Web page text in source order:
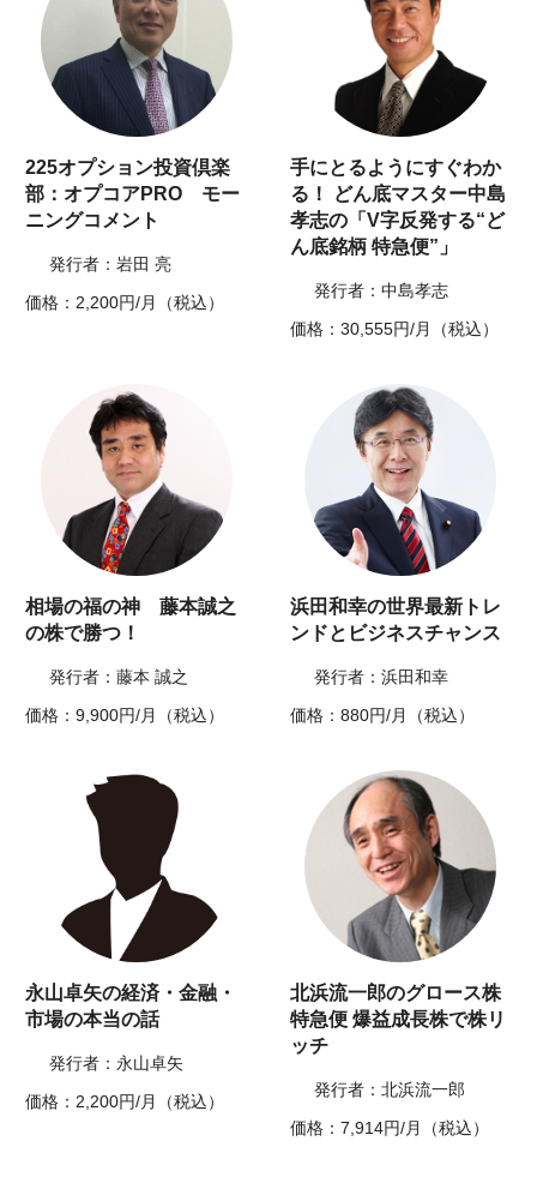
225オプション投資倶楽
部：オプコアPRO モー
ニングコメント
発行者：岩田 亮
価格：2,200円/月（税込）
手にとるようにすぐわか
る！ どん底マスター中島
孝志の「V字反発する“ど
ん底銘柄 特急便”」
発行者：中島孝志
価格：30,555円/月（税込）
相場の福の神 藤本誠之
の株で勝つ！
発行者：藤本 誠之
価格：9,900円/月（税込）
浜田和幸の世界最新トレ
ンドとビジネスチャンス
発行者：浜田和幸
価格：880円/月（税込）
永山卓矢の経済・金融・
市場の本当の話
発行者：永山卓矢
価格：2,200円/月（税込）
北浜流一郎のグロース株
特急便 爆益成長株で株リ
ッチ
発行者：北浜流一郎
価格：7,914円/月（税込）